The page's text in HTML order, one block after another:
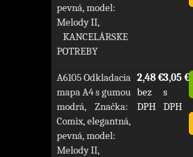
pevná, model:
Melody II,
KANCELÁRSKE
POTREBY
A6105 Odkladacia
mapa A4 s gumou
modrá, Značka:
Comix, elegantná,
pevná, model:
Melody II,
2,48 €
bez
DPH
3,05 €
s
DPH